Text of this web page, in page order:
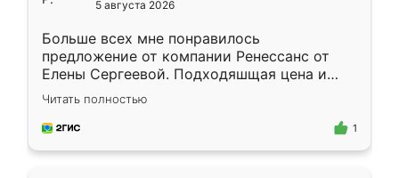
5 августа 2026
Больше всех мне понравилось
предложение от компании Ренессанс от
Елены Сергеевой. Подходяшщая цена и
короткие сроки изготовления. Приехавший
для замера сотрудник Владислав
предложил по моему эскизу самый
Читать полностью
1